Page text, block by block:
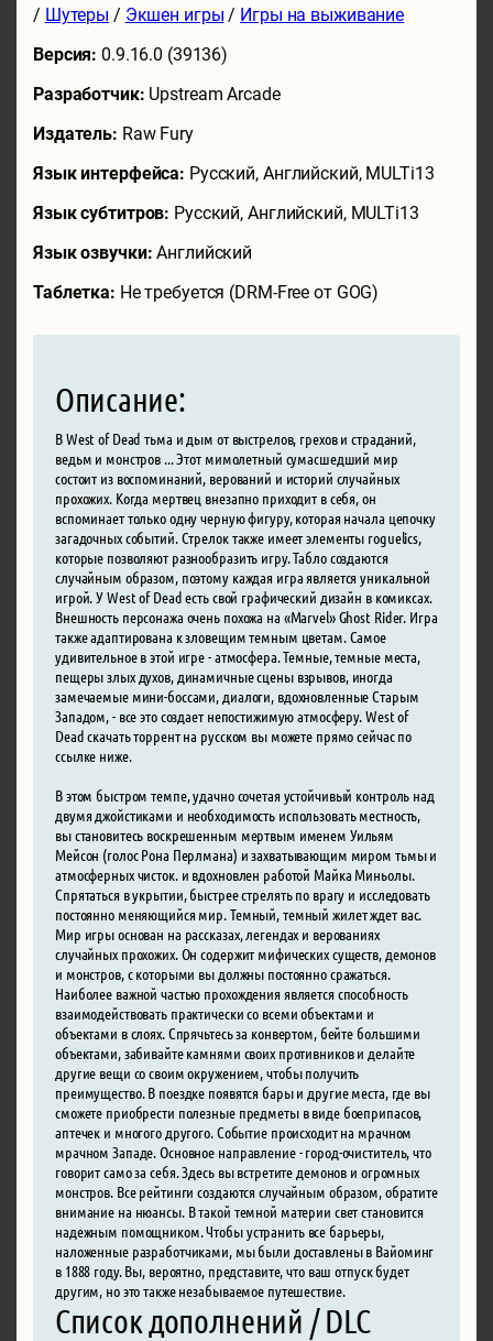
/ Шутеры / Экшен игры / Игры на выживание
Версия:0.9.16.0 (39136)
Разработчик: Upstream Arcade
Издатель: Raw Fury
Язык интерфейса: Русский, Английский, MULTi13
Язык субтитров: Русский, Английский, MULTi13
Язык озвучки:Английский
Таблетка: Не требуется (DRM-Free от GOG)
Описание:
В West of Dead тьма и дым от выстрелов, грехов и страданий,
ведьм и монстров ... Этот мимолетный сумасшедший мир
состоит из воспоминаний, верований и историй случайных
прохожих. Когда мертвец внезапно приходит в себя, он
вспоминает только одну черную фигуру, которая начала цепочку
загадочных событий. Стрелок также имеет элементы roguelics,
которые позволяют разнообразить игру. Табло создаются
случайным образом, поэтому каждая игра является уникальной
игрой. У West of Dead есть свой графический дизайн в комиксах.
Внешность персонажа очень похожа на «Marvel» Ghost Rider. Игра
также адаптирована к зловещим темным цветам. Самое
удивительное в этой игре - атмосфера. Темные, темные места,
пещеры злых духов, динамичные сцены взрывов, иногда
замечаемые мини-боссами, диалоги, вдохновленные Старым
Западом, - все это создает непостижимую атмосферу. West of
Dead скачать торрент на русском вы можете прямо сейчас по
ссылке ниже.
В этом быстром темпе, удачно сочетая устойчивый контроль над
двумя джойстиками и необходимость использовать местность,
вы становитесь воскрешенным мертвым именем Уильям
Мейсон (голос Рона Перлмана) и захватывающим миром тьмы и
атмосферных чисток. и вдохновлен работой Майка Миньолы.
Спрятаться в укрытии, быстрее стрелять по врагу и исследовать
постоянно меняющийся мир. Темный, темный жилет ждет вас.
Мир игры основан на рассказах, легендах и верованиях
случайных прохожих. Он содержит мифических существ, демонов
и монстров, с которыми вы должны постоянно сражаться.
Наиболее важной частью прохождения является способность
взаимодействовать практически со всеми объектами и
объектами в слоях. Спрячьтесь за конвертом, бейте большими
объектами, забивайте камнями своих противников и делайте
другие вещи со своим окружением, чтобы получить
преимущество. В поездке появятся бары и другие места, где вы
сможете приобрести полезные предметы в виде боеприпасов,
аптечек и многого другого. Событие происходит на мрачном
мрачном Западе. Основное направление - город-очиститель, что
говорит само за себя. Здесь вы встретите демонов и огромных
монстров. Все рейтинги создаются случайным образом, обратите
внимание на нюансы. В такой темной материи свет становится
надежным помощником. Чтобы устранить все барьеры,
наложенные разработчиками, мы были доставлены в Вайоминг
в 1888 году. Вы, вероятно, представите, что ваш отпуск будет
другим, но это также незабываемое путешествие.
Список дополнений / DLC